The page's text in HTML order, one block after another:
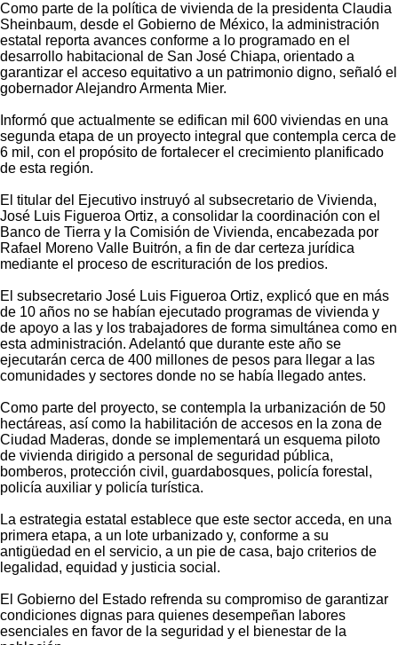
Como parte de la política de vivienda de la presidenta Claudia
Sheinbaum, desde el Gobierno de México, la administración
estatal reporta avances conforme a lo programado en el
desarrollo habitacional de San José Chiapa, orientado a
garantizar el acceso equitativo a un patrimonio digno, señaló el
gobernador Alejandro Armenta Mier.
Informó que actualmente se edifican mil 600 viviendas en una
segunda etapa de un proyecto integral que contempla cerca de
6 mil, con el propósito de fortalecer el crecimiento planificado
de esta región.
El titular del Ejecutivo instruyó al subsecretario de Vivienda,
José Luis Figueroa Ortiz, a consolidar la coordinación con el
Banco de Tierra y la Comisión de Vivienda, encabezada por
Rafael Moreno Valle Buitrón, a fin de dar certeza jurídica
mediante el proceso de escrituración de los predios.
El subsecretario José Luis Figueroa Ortiz, explicó que en más
de 10 años no se habían ejecutado programas de vivienda y
de apoyo a las y los trabajadores de forma simultánea como en
esta administración. Adelantó que durante este año se
ejecutarán cerca de 400 millones de pesos para llegar a las
comunidades y sectores donde no se había llegado antes.
Como parte del proyecto, se contempla la urbanización de 50
hectáreas, así como la habilitación de accesos en la zona de
Ciudad Maderas, donde se implementará un esquema piloto
de vivienda dirigido a personal de seguridad pública,
bomberos, protección civil, guardabosques, policía forestal,
policía auxiliar y policía turística.
La estrategia estatal establece que este sector acceda, en una
primera etapa, a un lote urbanizado y, conforme a su
antigüedad en el servicio, a un pie de casa, bajo criterios de
legalidad, equidad y justicia social.
El Gobierno del Estado refrenda su compromiso de garantizar
condiciones dignas para quienes desempeñan labores
esenciales en favor de la seguridad y el bienestar de la